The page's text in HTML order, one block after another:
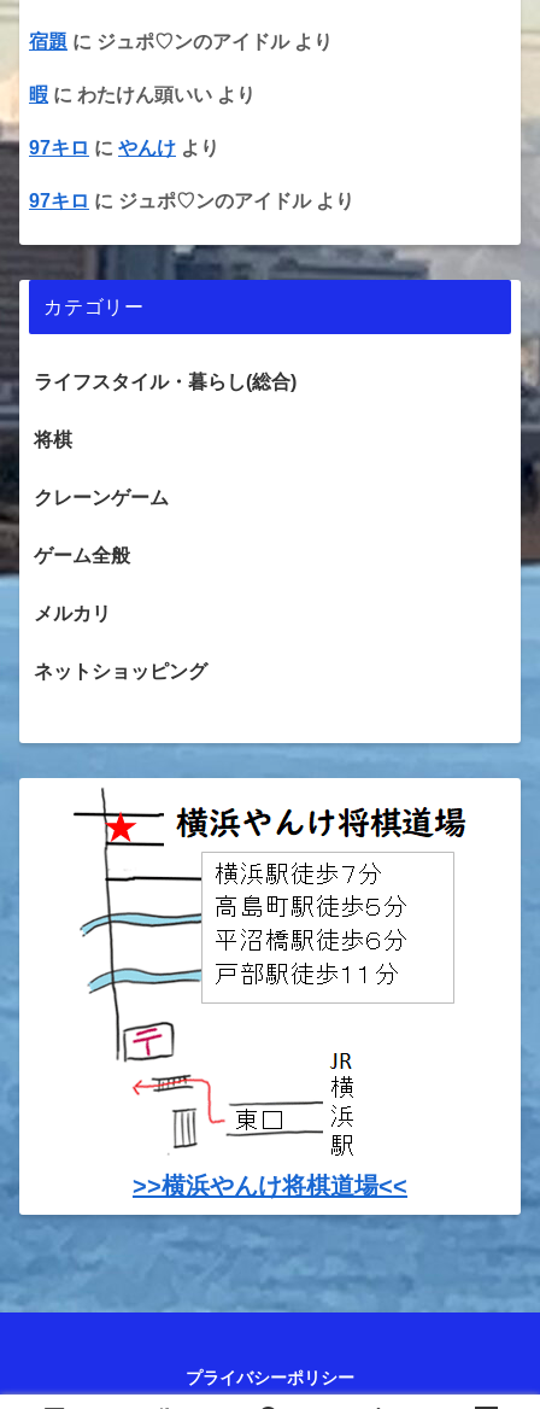
宿題 に ジュポ♡ンのアイドルより
暇 に わたけん頭いい より
97キロ に やんけ より
97キロ に ジュポ♡ンのアイドルより
カテゴリー
ライフスタイル・暮らし(総合)
将棋
クレーンゲーム
ゲーム全般
メルカリ
ネットショッピング
>>横浜やんけ将棋道場<<
プライバシーポリシー